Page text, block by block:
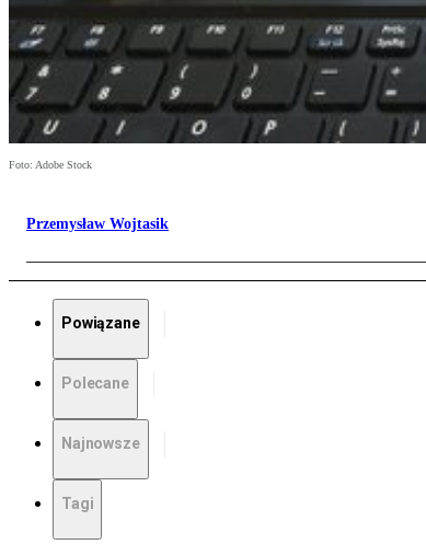
Foto: Adobe Stock
Przemysław Wojtasik
Powiązane
Polecane
Najnowsze
Tagi